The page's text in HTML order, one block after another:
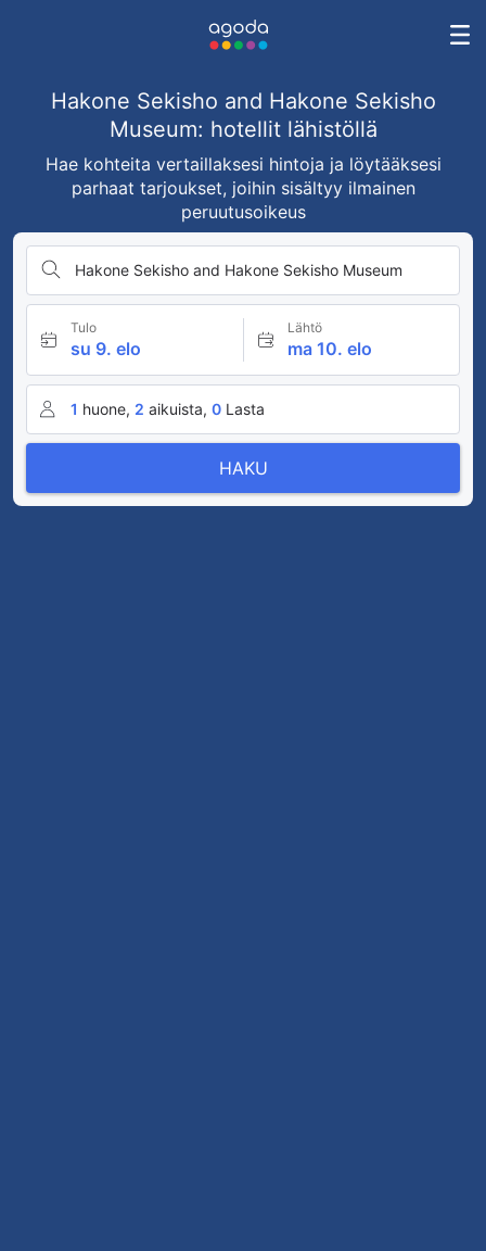
Hakone Sekisho and Hakone Sekisho
Museum: hotellit lähistöllä
Hae kohteita vertaillaksesi hintoja ja löytääksesi
parhaat tarjoukset, joihin sisältyy ilmainen
peruutusoikeus
Hakone Sekisho and Hakone Sekisho Museum
Tulo
su 9. elo
Lähtö
ma 10. elo
1 huone, 2 aikuista, 0 Lasta
HAKU